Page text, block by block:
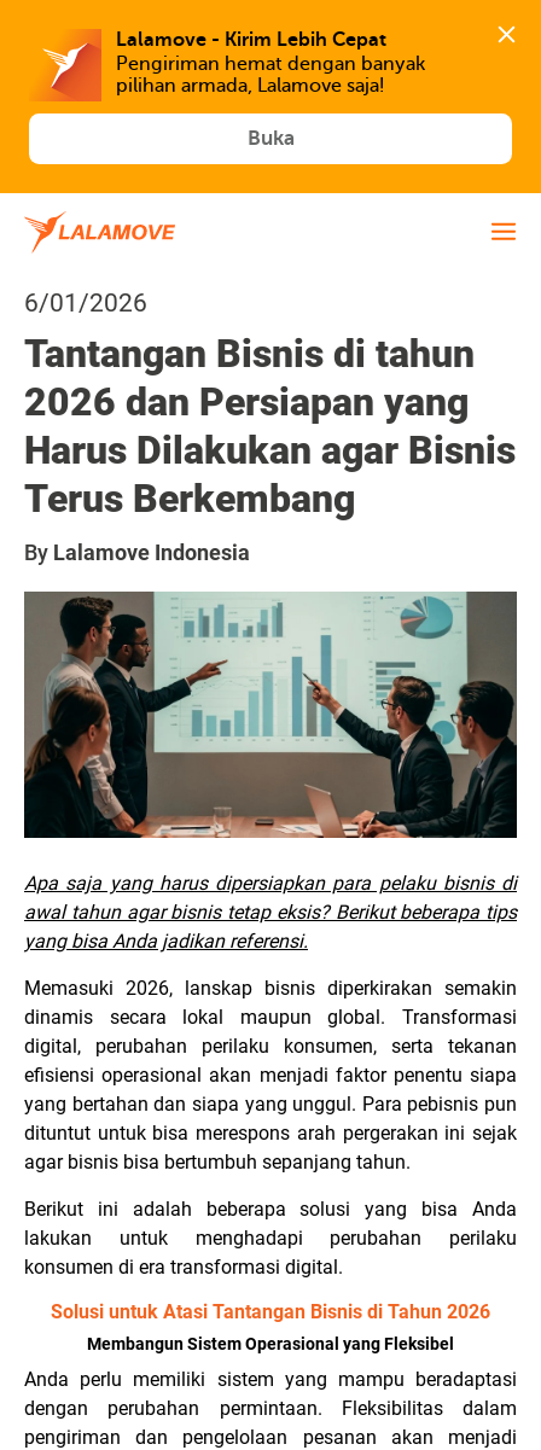
Lalamove - Kirim Lebih Cepat
Pengiriman hemat dengan banyak
Buka
6/01/2026
Tantangan Bisnis di tahun
2026 dan Persiapan yang
Harus Dilakukan agar Bisnis
Terus Berkembang
By Lalamove Indonesia
Apa saja yang harus dipersiapkan para pelaku bisnis di
awal tahun agar bisnis tetap eksis? Berikut beberapa tips
yang bisa Anda jadikan referensi.
Memasuki 2026, lanskap bisnis diperkirakan semakin
dinamis secara lokal maupun global. Transformasi
digital, perubahan perilaku konsumen, serta tekanan
efisiensi operasional akan menjadi faktor penentu siapa
yang bertahan dan siapa yang unggul. Para pebisnis pun
dituntut untuk bisa merespons arah pergerakan ini sejak
agar bisnis bisa bertumbuh sepanjang tahun.
Berikut ini adalah beberapa solusi yang bisa Anda
lakukan untuk menghadapi perubahan perilaku
konsumen di era transformasi digital.
Solusi untuk Atasi Tantangan Bisnis di Tahun 2026
Membangun Sistem Operasional yang Fleksibel
Anda perlu memiliki sistem yang mampu beradaptasi
dengan perubahan permintaan. Fleksibilitas dalam
pengiriman dan pengelolaan pesanan akan menjadi